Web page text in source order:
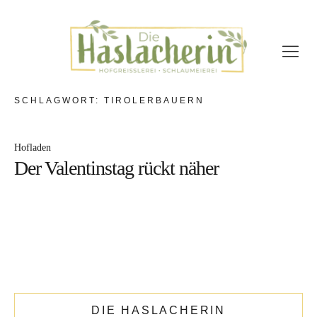
Die Hofgreisslerei –immer freitags
Hofeigene Produkte
Die Schlaumeierei
Sonstiges
SCHLAGWORT: TIROLERBAUERN
Hofladen
Der Valentinstag rückt näher
DIE HASLACHERIN